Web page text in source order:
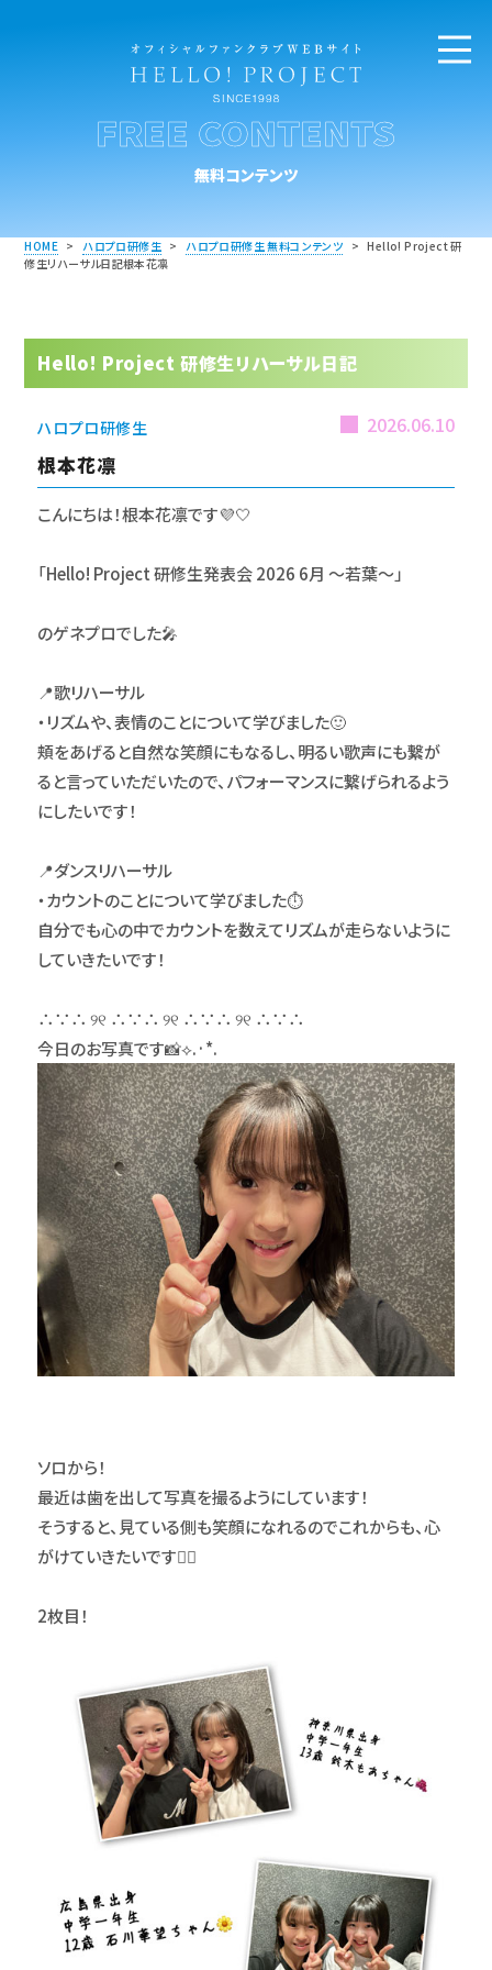
FREE CONTENTS
無料コンテンツ
HOME > ハロプロ研修生 > ハロプロ研修生 無料コンテンツ > Hello! Project 研
修生リハーサル日記根本花凛
Hello! Project 研修生リハーサル日記
ハロプロ研修生 2026.06.10
根本花凛
こんにちは！根本花凛です💜🤍
「Hello! Project 研修生発表会 2026 6月 ～若葉～」
のゲネプロでした🎤
📍歌リハーサル
・リズムや、表情のことについて学びました🙂
頬をあげると自然な笑顔にもなるし、明るい歌声にも繋が
ると言っていただいたので、パフォーマンスに繋げられるよう
にしたいです！
📍ダンスリハーサル
・カウントのことについて学びました⏱️
自分でも心の中でカウントを数えてリズムが走らないように
していきたいです！
∴∵∴ ୨୧ ∴∵∴ ୨୧ ∴∵∴ ୨୧ ∴∵∴
今日のお写真です📸⟡.·*.
ソロから！
最近は歯を出して写真を撮るようにしています！
そうすると、見ている側も笑顔になれるのでこれからも、心
がけていきたいです✌🏻
2枚目！